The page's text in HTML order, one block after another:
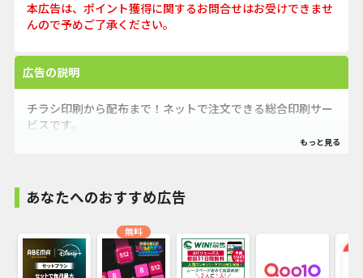
本広告は、ポイント獲得に関するお問合せはお受けできませ
んので予めご了承ください。
広告の説明
チラシ印刷から配布まで！ネットで注文できる総合印刷サー
ビスです。
東京都千代田区一ツ橋にある24時間体制の印刷工場から迅
す。
☆オススメポイント☆
1. 幅広い印刷商材：チラシ・パンフレット等の商業印刷、名
あなたへのおすすめ広告
無料